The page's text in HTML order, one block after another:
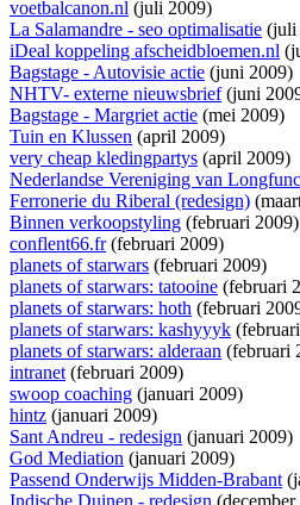
voetbalcanon.nl (juli 2009)
La Salamandre - seo optimalisatie (juli
iDeal koppeling afscheidbloemen.nl
Bagstage - Autovisie actie (juni 2009)
NHTV- externe nieuwsbrief(juni
Bagstage - Margriet actie (mei 2009)
Tuin en Klussen (april 2009)
very cheap kledingpartys (april 2009)
Nederlandse Vereniging van
Ferronerie du Riberal (redesign)
Binnen verkoopstyling (februari 2009)
conflent66.fr(februari 2009)
planets of starwars (februari 2009)
planets of starwars: tatooine (februari
planets of starwars: hoth (februari
planets of starwars: kashyyyk
planets of starwars: alderaan (februari
intranet (februari 2009)
swoop coaching (januari 2009)
hintz (januari 2009)
Sant Andreu - redesign (januari 2009)
God Mediation (januari 2009)
Passend Onderwijs Midden-Brabant
Indische Duinen - redesign